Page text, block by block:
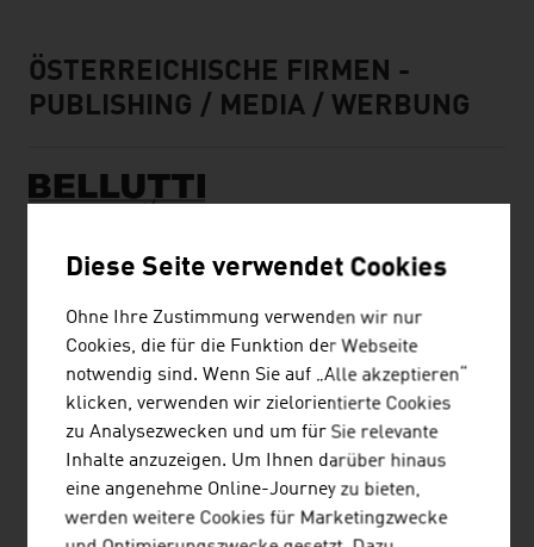
ÖSTERREICHISCHE FIRMEN -
PUBLISHING / MEDIA / WERBUNG
BELLUTTI GMBH
Das Familienunternehmen wurde vor knapp 75 Jahren
gegründet und beschäftigt sich mit dem Bedrucken und
der Konfektion von technischen Textilien.
Diese Seite verwendet Cookies
Ohne Ihre Zustimmung verwenden wir nur
Cookies, die für die Funktion der Webseite
notwendig sind. Wenn Sie auf „Alle akzeptieren“
klicken, verwenden wir zielorientierte Cookies
zu Analysezwecken und um für Sie relevante
Inhalte anzuzeigen. Um Ihnen darüber hinaus
eine angenehme Online-Journey zu bieten,
werden weitere Cookies für Marketingzwecke